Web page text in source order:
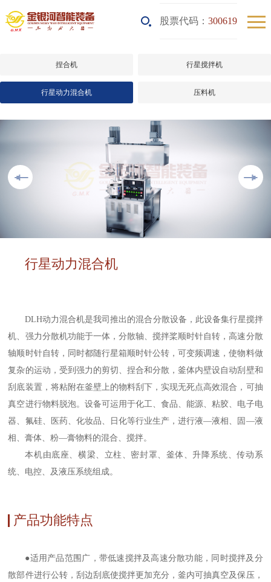
股票代码：300619
捏合机 行星搅拌机
行星动力混合机 压料机
行星动力混合机
DLH动力混合机是我司推出的混合分散设备，此设备集行星搅拌
机、强力分散机功能于一体，分散轴、搅拌桨顺时针自转，高速分散
轴顺时针自转，同时都随行星箱顺时针公转，可变频调速，使物料做
复杂的运动，受到强力的剪切、捏合和分散，釜体内壁设自动刮壁和
刮底装置，将粘附在釜壁上的物料刮下，实现无死点高效混合，可抽
真空进行物料脱泡。设备可运用于化工、食品、能源、粘胶、电子电
器、氟硅、医药、化妆品、日化等行业生产，进行液—液相、固—液
相、膏体、粉—膏物料的混合、搅拌。
本机由底座、横梁、立柱、密封罩、釜体、升降系统、传动系
统、电控、及液压系统组成。
产品功能特点
●适用产品范围广，带低速搅拌及高速分散功能，同时搅拌及分
散部件进行公转，刮边刮底使搅拌更加充分，釜内可抽真空及保压，